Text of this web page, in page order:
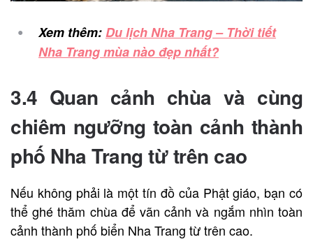
Xem thêm:Du lịch Nha Trang – Thời tiết
Nha Trang mùa nào đẹp nhất?
3.4 Quan cảnh chùa và cùng
chiêm ngưỡng toàn cảnh thành
phố Nha Trang từ trên cao
Nếu không phải là một tín đồ của Phật giáo, bạn có
thể ghé thăm chùa để vãn cảnh và ngắm nhìn toàn
cảnh thành phố biển Nha Trang từ trên cao.